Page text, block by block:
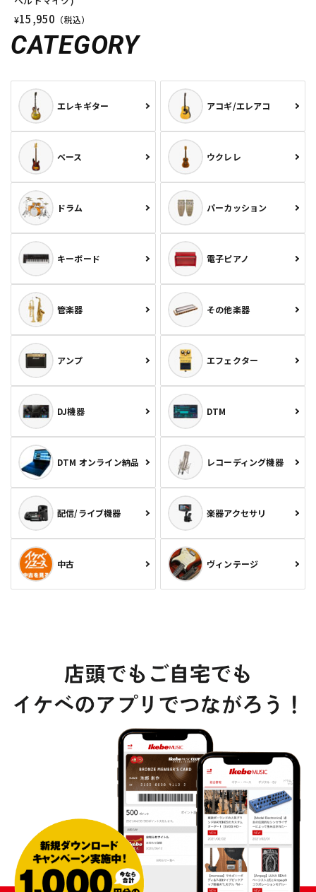
¥15,950 （税込）
CATEGORY
エレキギター アコギ/エレアコ
ベース ウクレレ
ドラム パーカッション
キーボード 電子ピアノ
管楽器 その他楽器
アンプ エフェクター
DJ機器 DTM
DTM オンライン納品 レコーディング機器
配信/ライブ機器 楽器アクセサリ
中古 ヴィンテージ